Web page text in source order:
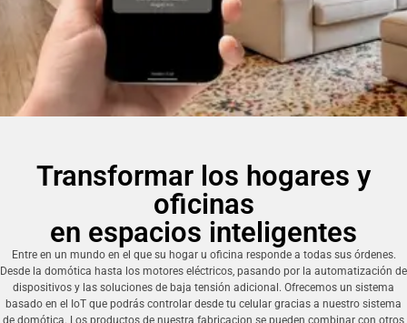
Transformar los hogares y
oficinas
en espacios inteligentes
Entre en un mundo en el que su hogar u oficina responde a todas sus órdenes.
Desde la domótica hasta los motores eléctricos, pasando por la automatización de
dispositivos y las soluciones de baja tensión adicional. Ofrecemos un sistema
basado en el IoT que podrás controlar desde tu celular gracias a nuestro sistema
de domótica. Los productos de nuestra fabricacion se pueden combinar con otros